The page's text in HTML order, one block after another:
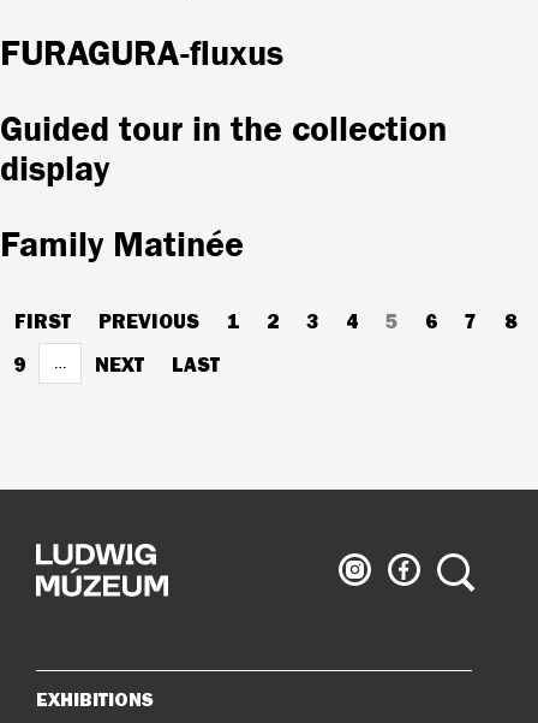
FURAGURA-fluxus
Guided tour in the collection
display
Family Matinée
FIRST
PAGE
FIRST
PREVIOUS
PREVIOUS PAGE
1 PAGE
2 PAGE
3 PAGE
4
CURRENT
5 PAGE
6 PAGE
7
8
PAGE
9 …
NEXT
NEXT
LAST
LAST
Ludwig
Museum
Ludwig
Museum
Search
Sitemap
EXHIBITIONS